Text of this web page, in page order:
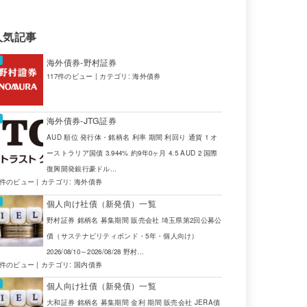
気記事
海外債券-野村証券
117件のビュー | カテゴリ:海外債券
海外債券-JTG証券
AUD 順位 発行体・銘柄名 利率 期間 利回り 通貨 1 オ
ーストラリア国債 3.944% 約9年0ヶ月 4.5 AUD 2 国際
復興開発銀行豪ドル...
のビュー | カテゴリ: 海外債券
個人向け社債（新発債）一覧
野村証券 銘柄名 募集期間 販売会社 埼玉県第2回公募公
債（サステナビリティボンド・5年・個人向け）
2026/08/10～2026/08/28 野村...
のビュー | カテゴリ: 国内債券
個人向け社債（新発債）一覧
大和証券 銘柄名 募集期間 金利 期間 販売会社 JERA債